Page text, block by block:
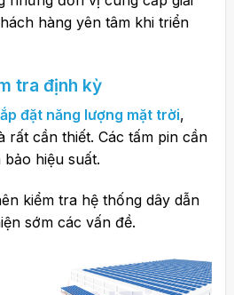
hàng yên tâm khi triển
tra định kỳ
đặt năng lượng mặt trời,
rất cần thiết. Các tấm pin cần
hiệu suất.
kiểm tra hệ thống dây dẫn
sớm các vấn đề.